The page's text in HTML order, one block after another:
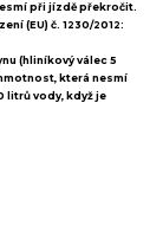
při jízdě překročit.
(EU) č. 1230/2012:
(hliníkový válec 5
která nesmí
litrů vody, když je